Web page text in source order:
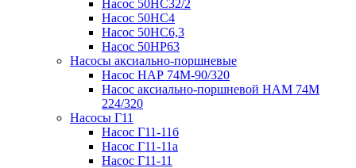
Насос 50НС32/2
Насос 50НС4
Насос 50НС6,3
Насос 50НР63
Насосы аксиально-поршневые
Насос НАР 74M-90/320
Насос аксиально-поршневой НАМ 74М
224/320
Насосы Г11
Насос Г11-11б
Насос Г11-11а
Насос Г11-11